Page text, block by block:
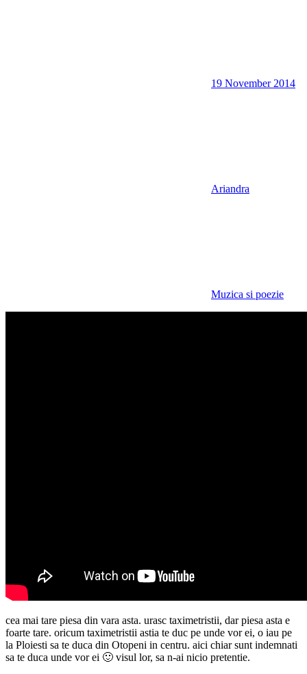
19 November 2014
Ariandra
Muzica si poezie
cea mai tare piesa din vara asta. urasc taximetristii, dar piesa asta e
foarte tare. oricum taximetristii astia te duc pe unde vor ei, o iau pe
la Ploiesti sa te duca din Otopeni in centru. aici chiar sunt indemnati
sa te duca unde vor ei 🙂 visul lor, sa n-ai nicio pretentie.